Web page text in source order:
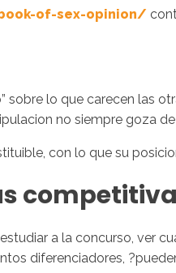
of-sex-opinion/
lo que carecen las
no siempre goza
con lo que su
a la concurso, ver
diferenciadores,